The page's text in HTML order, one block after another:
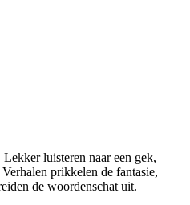
luisteren naar een gek,
prikkelen de fantasie,
de woordenschat uit.